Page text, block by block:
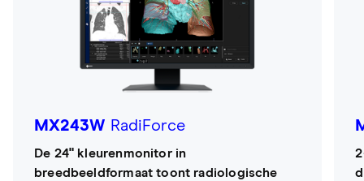
MX243W RadiForce
De 24" kleurenmonitor in
breedbeeldformaat toont radiologische